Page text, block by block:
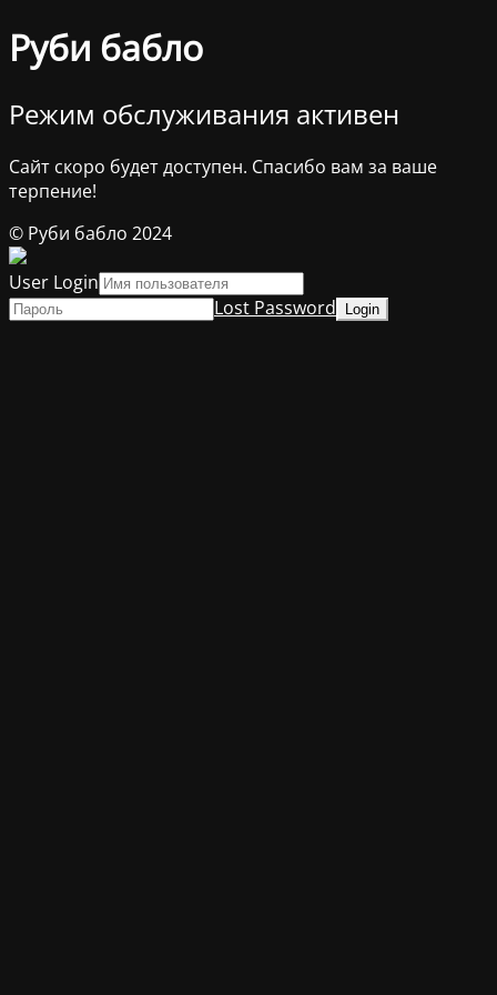
Руби бабло
Режим обслуживания активен
Сайт скоро будет доступен. Спасибо вам за ваше
терпение!
© Руби бабло 2024
User Login
Lost Password